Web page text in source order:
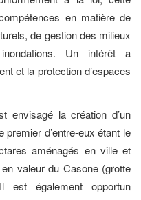
en matière de
de gestion des milieux
Un intérêt a
et la protection d’espaces
envisagé la création d’un
d’entre-eux étant le
aménagés en ville et
valeur du Casone (grotte
est également opportun